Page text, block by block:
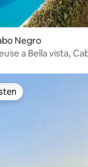
Negro
a Bella vista,